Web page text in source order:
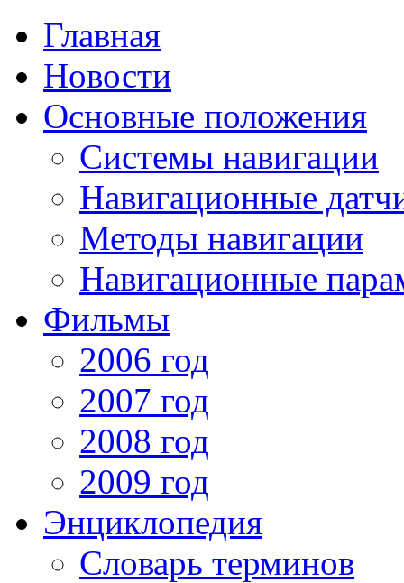
Главная
Новости
Основные положения
Системы навигации
Навигационные
Методы навигации
Навигационные
Фильмы
2006 год
2007 год
2008 год
2009 год
Энциклопедия
Словарь терминов